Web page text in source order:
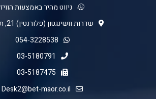
ניווט מהיר באמצעות הוויז
שדרות וושינגטון (פלורנטין) 21, תל אביב
054-3228538
03-5180791
03-5187475
Desk2@bet-maor.co.il